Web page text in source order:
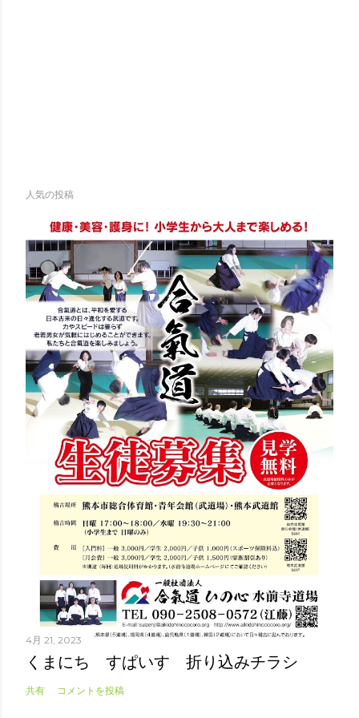
人気の投稿
4月 21, 2023
くまにち すぱいす 折り込みチラシ
共有 コメントを投稿